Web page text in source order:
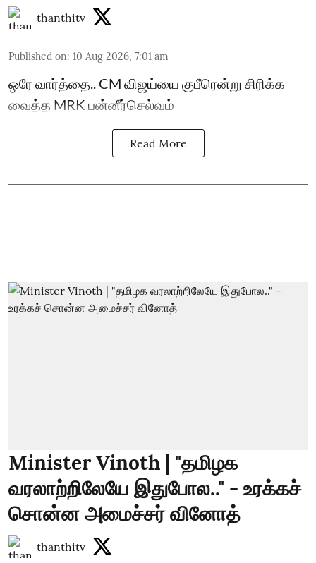
thanthitv
Published on: 10 Aug 2026, 7:01 am
ஒரே வார்த்தை.. CM விஜய்யை குபீரென்று சிரிக்க
வைத்த MRK பன்னீர்செல்வம்
Read More
Minister Vinoth | "தமிழக
வரலாற்றிலேயே இதுபோல.." - உரக்கச்
சொன்ன அமைச்சர் வினோத்
thanthitv